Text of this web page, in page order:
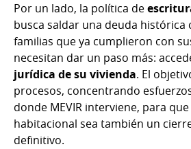
Por un lado, la política de
busca saldar una deuda histórica
familias que ya cumplieron con
necesitan dar un paso más:
jurídica de su vivienda. El
procesos, concentrando
donde MEVIR interviene, para
habitacional sea también un
definitivo.